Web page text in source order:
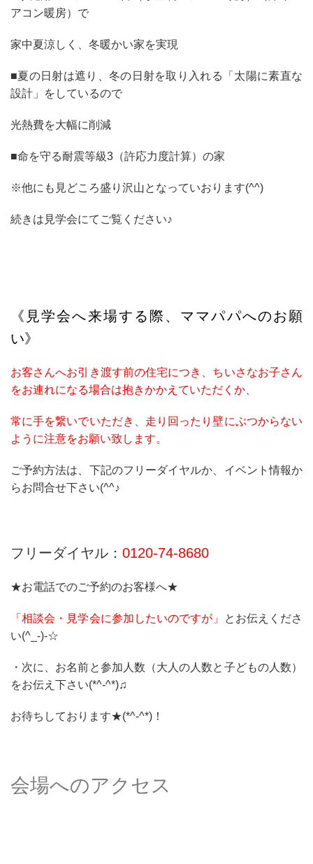
アコン暖房）で
家中夏涼しく、冬暖かい家を実現
■夏の日射は遮り、冬の日射を取り入れる「太陽に素直な
設計」をしているので
光熱費を大幅に削減
■命を守る耐震等級3（許応力度計算）の家
※他にも見どころ盛り沢山となっていおります(^^)
続きは見学会にてご覧ください♪
《見学会へ来場する際、ママパパへのお願
い》
お客さんへお引き渡す前の住宅につき、ちいさなお子さん
をお連れになる場合は抱きかかえていただくか、
常に手を繋いでいただき、走り回ったり壁にぶつからない
ように注意をお願い致します。
ご予約方法は、下記のフリーダイヤルか、イベント情報か
らお問合せ下さい(^^♪
フリーダイヤル： 0120‐74‐8680
★お電話でのご予約のお客様へ★
「相談会・見学会に参加したいのですが」
とお伝えくださ
い(^_-)-☆
・次に、お名前と参加人数（大人の人数と子どもの人数）
をお伝え下さい(*^-^*)♫
お待ちしております★(*^-^*)！
会場へのアクセス